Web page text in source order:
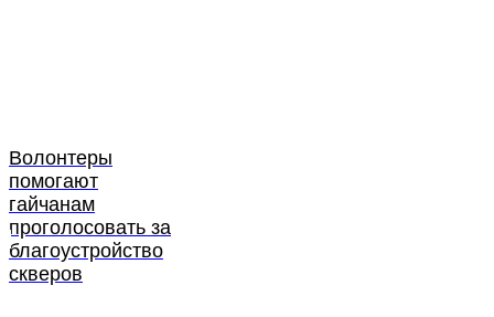
Волонтеры
помогают
гайчанам
проголосовать за
благоустройство
скверов